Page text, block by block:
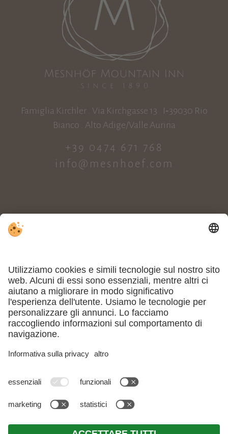
Famiglia Kirchler . Via Kirchgasse 13 . I‑39030 Rio
Bianco . Alto Adige/Valle Aurina
+39 0474 671 768
info@mesnhoef.com
legali
Direttiva privacy.Impostazioni cookie individuali